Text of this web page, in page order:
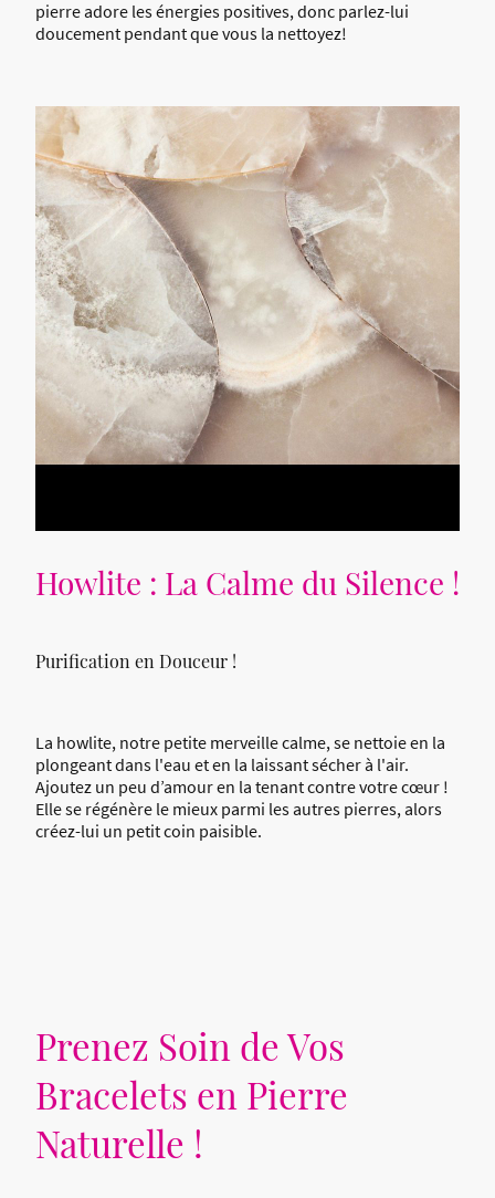
pierre adore les énergies positives, donc parlez-lui
doucement pendant que vous la nettoyez!
Howlite : La Calme du Silence !
Purification en Douceur !
La howlite, notre petite merveille calme, se nettoie en la
plongeant dans l'eau et en la laissant sécher à l'air.
Ajoutez un peu d’amour en la tenant contre votre cœur !
Elle se régénère le mieux parmi les autres pierres, alors
créez-lui un petit coin paisible.
Prenez Soin de Vos
Bracelets en Pierre
Naturelle !